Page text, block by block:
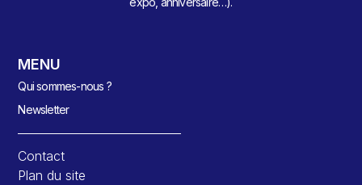
MENU
Qui sommes-nous ?
Newsletter
Contact
Plan du site